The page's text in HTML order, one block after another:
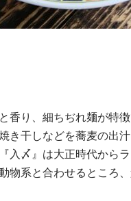
香り、細ちぢれ麺が特
き干しなどを蕎麦の出
入〆』は大正時代から
物系と合わせるところ